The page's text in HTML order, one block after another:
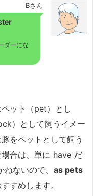
Bさん
ダーにな
ット（pet）とし
）として飼うイメー
をペットとして飼う
合は、単に have だ
ないので、 as pets
すめします。